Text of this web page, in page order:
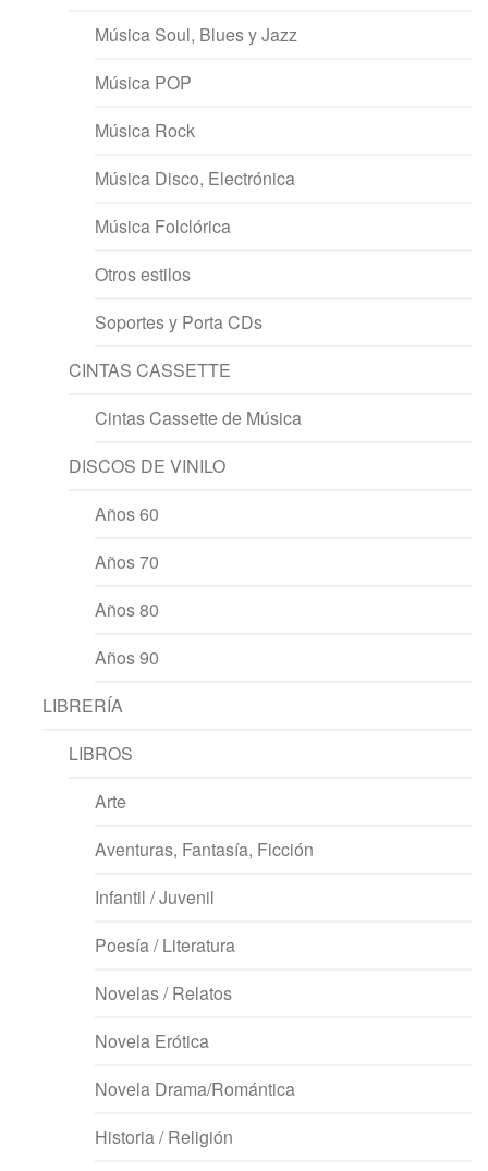
Música Soul, Blues y Jazz
Música POP
Música Rock
Música Disco, Electrónica
Música Folclórica
Otros estilos
Soportes y Porta CDs
CINTAS CASSETTE
Cintas Cassette de Música
DISCOS DE VINILO
Años 60
Años 70
Años 80
Años 90
LIBRERÍA
LIBROS
Arte
Aventuras, Fantasía, Ficción
Infantil / Juvenil
Poesía / Literatura
Novelas / Relatos
Novela Erótica
Novela Drama/Romántica
Historia / Religión